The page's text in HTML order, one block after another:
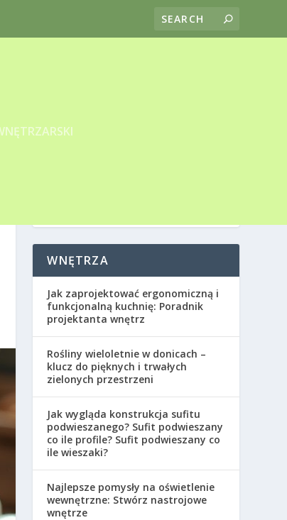
WNĘTRZA
Jak zaprojektować ergonomiczną i
funkcjonalną kuchnię: Poradnik
projektanta wnętrz
Rośliny wieloletnie w donicach –
klucz do pięknych i trwałych
zielonych przestrzeni
Jak wygląda konstrukcja sufitu
podwieszanego? Sufit podwieszany
co ile profile? Sufit podwieszany co
ile wieszaki?
Najlepsze pomysły na oświetlenie
wewnętrzne: Stwórz nastrojowe
wnętrze